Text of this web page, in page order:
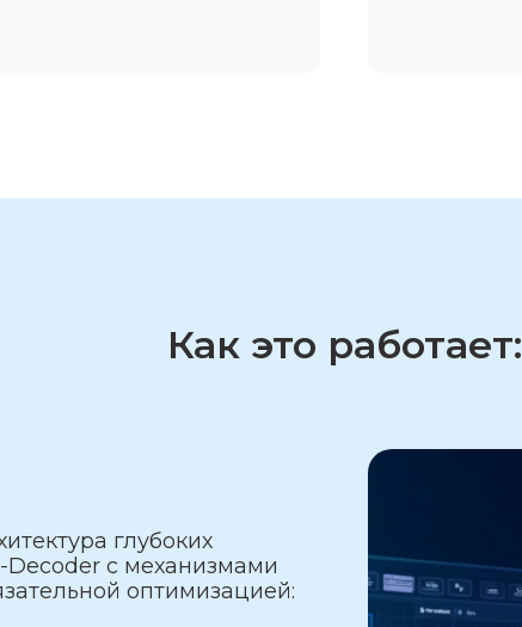
Как это работает:
глубоких
Decoder с механизмами
оптимизацией: